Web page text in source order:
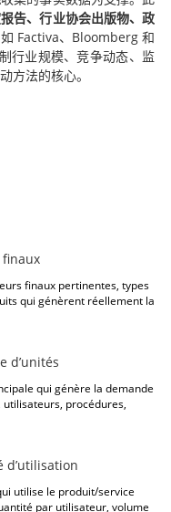
告、行业协会出版物、政
Factiva、Bloomberg 和
行业规模、竞争动态、监
方法的核心。
finaux pertinentes, types
qui génèrent réellement la
d’unités
qui génère la demande
procédures,
d’utilisation
utilise le produit/service
par utilisateur, volume